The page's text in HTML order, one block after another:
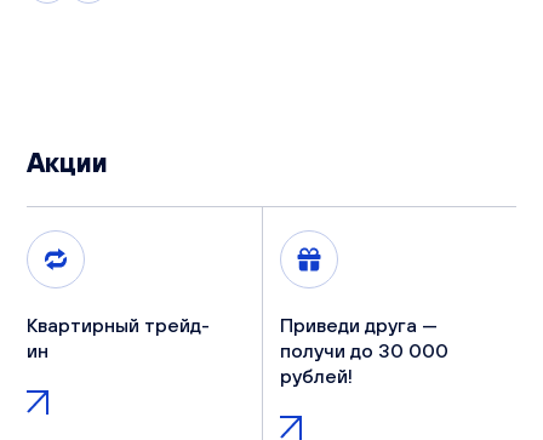
Акции
Квартирный трейд-
ин
Приведи друга —
получи до 30 000
рублей!